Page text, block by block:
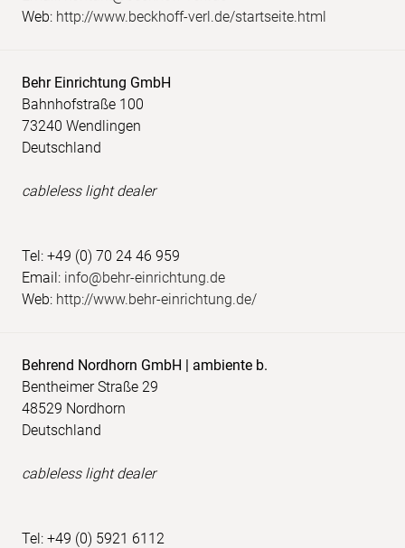
Web: http://www.beckhoff-verl.de/startseite.html
Behr Einrichtung GmbH
Bahnhofstraße 100
73240 Wendlingen
Deutschland
cableless light dealer
Tel: +49 (0) 70 24 46 959
Email: info@behr-einrichtung.de
Web: http://www.behr-einrichtung.de/
Behrend Nordhorn GmbH | ambiente b.
Bentheimer Straße 29
48529 Nordhorn
Deutschland
cableless light dealer
Tel: +49 (0) 5921 6112